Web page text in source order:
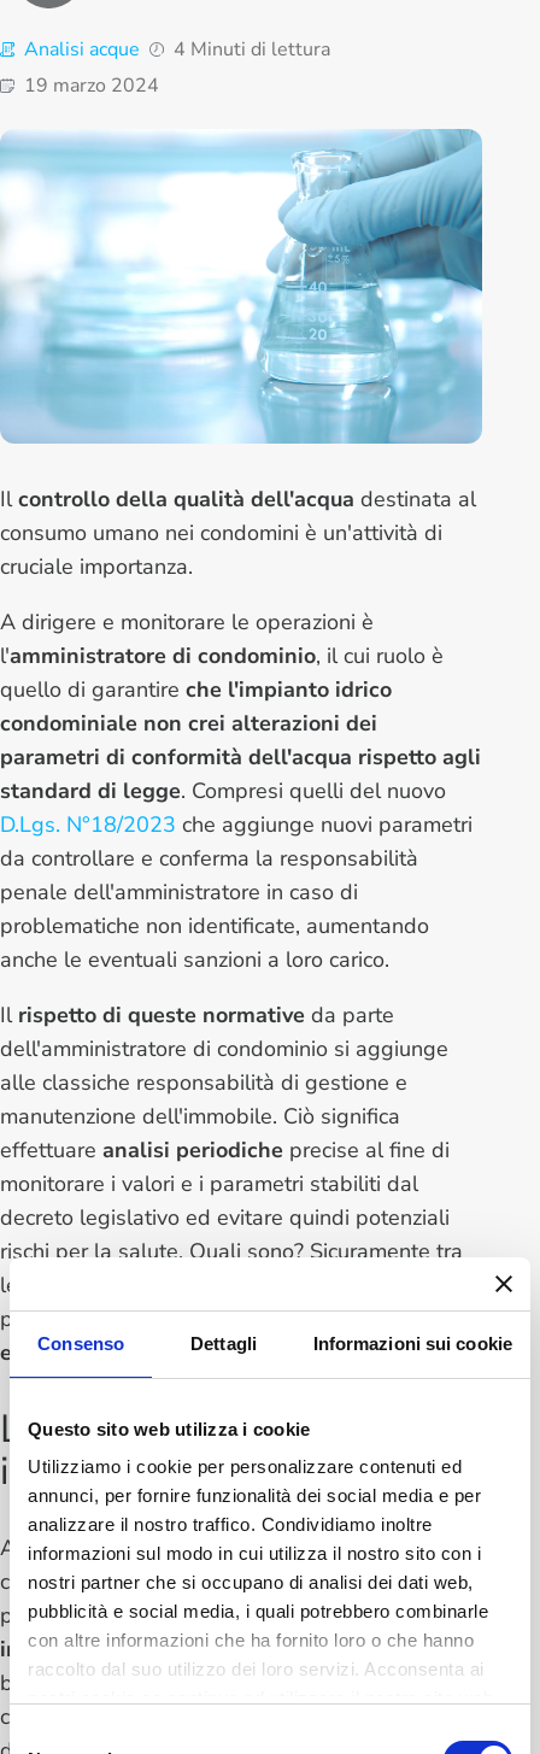
Consenso Dettagli Informazioni sui cookie
Questo sito web utilizza i cookie
Utilizziamo i cookie per personalizzare contenuti ed
annunci, per fornire funzionalità dei social media e per
analizzare il nostro traffico. Condividiamo inoltre
informazioni sul modo in cui utilizza il nostro sito con i
nostri partner che si occupano di analisi dei dati web,
pubblicità e social media, i quali potrebbero combinarle
con altre informazioni che ha fornito loro o che hanno
raccolto dal suo utilizzo dei loro servizi. Acconsenta ai
Analisi acque
4 Minuti di lettura
19 marzo 2024
Ilcontrollo della qualità dell'acqua destinata al
consumo umano nei condomini è un'attività di
cruciale importanza.
A dirigere e monitorare le operazioni è
l'amministratore di condominio, il cui ruolo è
quello di garantire che l'impianto idrico
condominiale non crei alterazioni dei
parametri di conformità dell'acqua rispetto agli
standard di legge. Compresi quelli del nuovo
D.Lgs. N°18/2023 che aggiunge nuovi parametri
da controllare e conferma la responsabilità
penale dell'amministratore in caso di
problematiche non identificate, aumentando
anche le eventuali sanzioni a loro carico.
Il rispetto di queste normative da parte
dell'amministratore di condominio si aggiunge
alle classiche responsabilità di gestione e
manutenzione dell'immobile. Ciò significa
effettuare analisi periodiche precise al fine di
monitorare i valori e i parametri stabiliti dal
decreto legislativo ed evitare quindi potenziali
rischi per la salute. Quali sono? Sicuramente tra
le problematiche di maggior rilievo che si
possono riscontrare c'è la presenza diLegionella
e piombo.
Legionella e piombo negli
impianti idrici condominiali
Analizzare le acque condominiali destinate al
consumo umano e trovare traccia di Legionella,
purtroppo, accade. Si tratta di unaminaccia
importante, soprattutto per persone anziane o
bambini perché, fra le altre cose, può essere
causa di problemi respiratori. La sicurezza